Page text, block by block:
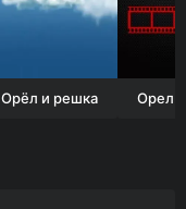
Орёл и решка Орел